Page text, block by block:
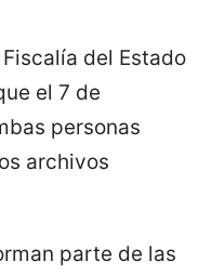
del Estado
el 7 de
personas
archivos
parte de las